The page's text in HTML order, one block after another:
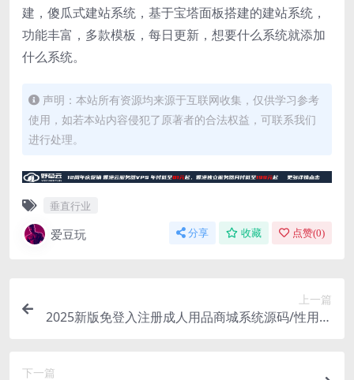
建，傻瓜式建站系统，基于宝塔面板搭建的建站系统，
功能丰富，多款模板，每日更新，想要什么系统就添加
什么系统。
声明：本站所有资源均来源于互联网收集，仅供学习参考
使用，如若本站内容侵犯了原著者的合法权益，可联系我们
进行处理。
垂直行业
爱豆玩 分享 收藏 点赞(0)
上一篇
2025新版免登入注册成人用品商城系统源码/性用品
下一篇